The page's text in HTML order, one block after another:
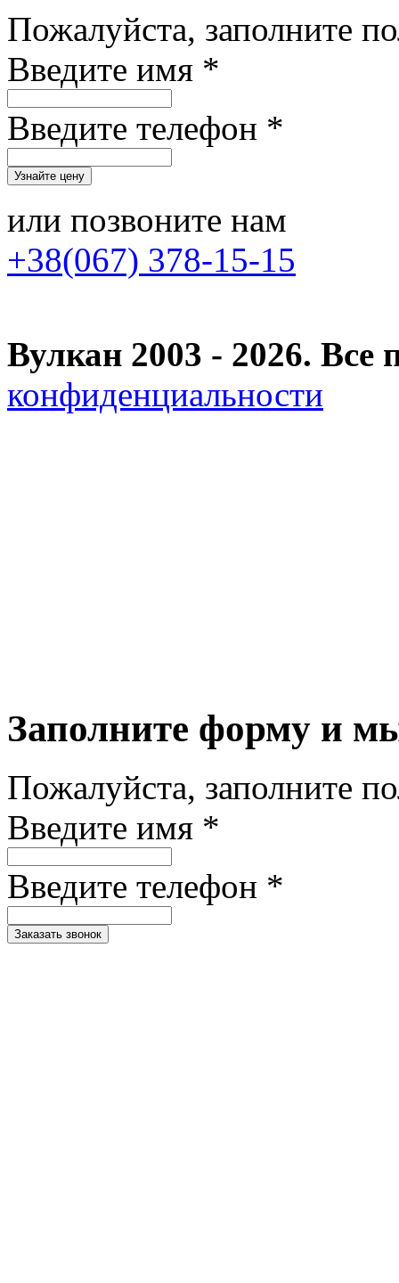
Пожалуйста, заполните
Введите имя *
Введите телефон *
или позвоните нам
+38(067) 378-15-15
Вулкан 2003 - 2026.
конфиденциальности
Заполните форму и
Пожалуйста, заполните
Введите имя *
Введите телефон *